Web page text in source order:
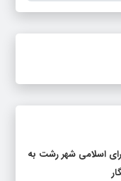
اسلامی شهر رشت به